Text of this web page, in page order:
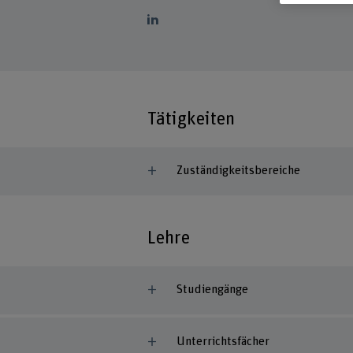
Tätigkeiten
Zuständigkeitsbereiche
Lehre
Studiengänge
Unterrichtsfächer